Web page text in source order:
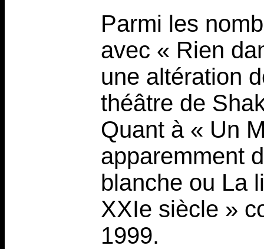
Parmi les
avec « Rien
une altération
théâtre de
Quant à « Un
apparemment
blanche ou La
XXIe siècle »
1999.